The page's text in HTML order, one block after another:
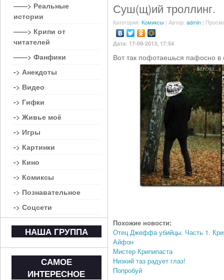
Суш(щ)ий троллинг.
Категория: Комиксы | Автор: admin |
Дата: 17-09-2013, 17:54
Вот так пофотаешься пафосно
Похожие новости:
Отец Джеффа убийцы. Часть 1.
Айфон
Мистер Крипипаста
Низкий таз радует глаз!
Попробуй
——> Реальные
истории
——> Крипи от
читателей
——> Фанфики
-> Анекдоты
-> Видео
-> Гифки
-> Живье моё
-> Игры
-> Картинки
-> Кино
-> Комиксы
-> Познавательное
-> Соцсети
НАША ГРУППА
САМОЕ
ИНТЕРЕСНОЕ